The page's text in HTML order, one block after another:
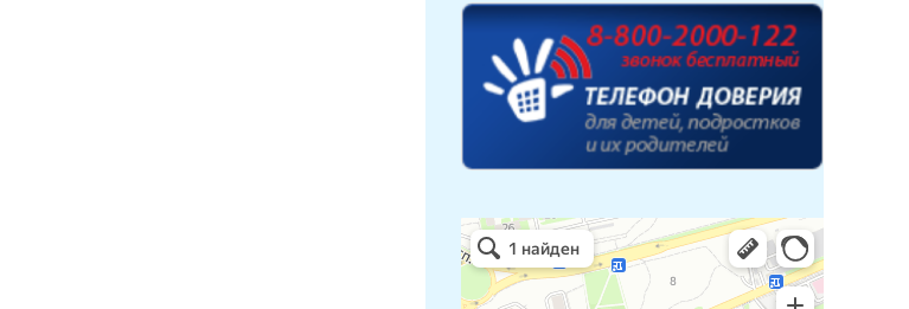
Детская библиотека № 14 Дружбы народов
Библиотека в Севастополе